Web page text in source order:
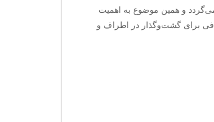
و همین موضوع به اهمیت
برای گشت‌وگذار در اطراف و